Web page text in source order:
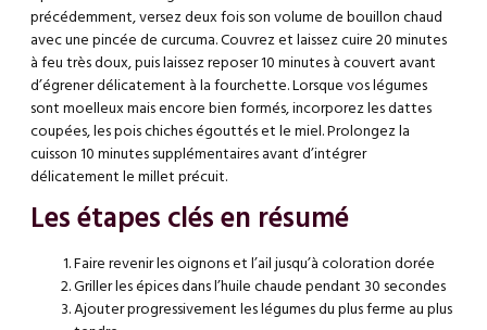
précédemment, versez deux fois son volume de bouillon chaud
avec une pincée de curcuma. Couvrez et laissez cuire 20 minutes
à feu très doux, puis laissez reposer 10 minutes à couvert avant
d’égrener délicatement à la fourchette. Lorsque vos légumes
sont moelleux mais encore bien formés, incorporez les dattes
coupées, les pois chiches égouttés et le miel. Prolongez la
cuisson 10 minutes supplémentaires avant d’intégrer
délicatement le millet précuit.
Les étapes clés en résumé
Faire revenir les oignons et l’ail jusqu’à coloration dorée
Griller les épices dans l’huile chaude pendant 30 secondes
Ajouter progressivement les légumes du plus ferme au plus